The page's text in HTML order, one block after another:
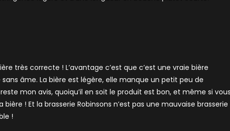
très correcte ! L’avantage c’est que c’est une vraie bière
âme. La bière est légère, elle manque un petit peu de
mon avis, quoiqu’il en soit le produit est bon, et même si
! Et la brasserie Robinsons n’est pas une mauvaise brasserie
!